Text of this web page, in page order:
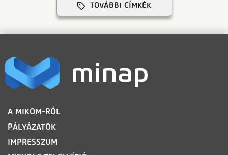
TOVÁBBI CÍMKÉK
LÁBLÉC
A MIKOM-RÓL
PÁLYÁZATOK
IMPRESSZUM